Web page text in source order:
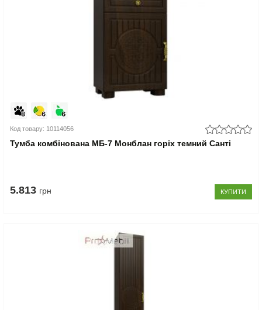
Код товару: 10114056
Тумба комбінована МБ-7 Монблан горіх темний Санті
5.813 грн КУПИТИ